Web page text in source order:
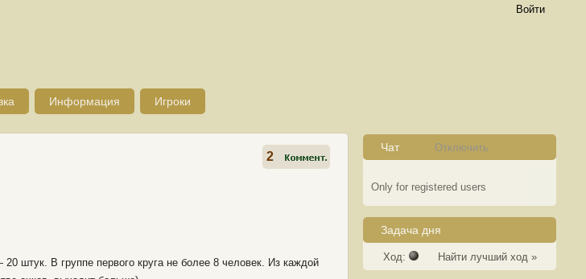
Войти
Информация Игроки
2
штук. В группе первого круга не более 8 человек. Из каждой
Чат Отключить
Only for registered users
Задача дня
Ход: Найти лучший ход »